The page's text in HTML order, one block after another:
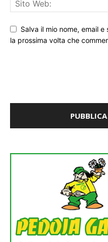
Salva il mio nome, email
la prossima volta che